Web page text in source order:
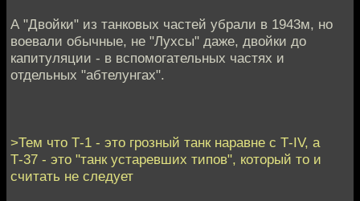
А "Двойки" из танковых частей убрали в 1943м, но
воевали обычные, не "Лухсы" даже, двойки до
капитуляции - в вспомогательных частях и
отдельных "абтелунгах".
>Тем что Т-1 - это грозный танк наравне с Т-IV, а
Т-37 - это "танк устаревших типов", который то и
считать не следует